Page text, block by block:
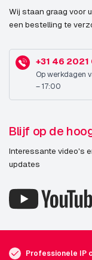
Wij staan graag voor
een bestelling te
+31 46
Op werkdagen
– 17:00
Blijf op de
Interessante video's
updates
Professionele IP